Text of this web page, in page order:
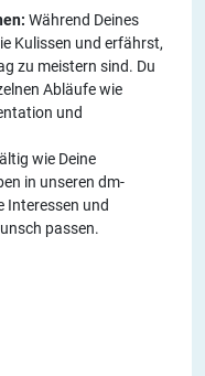
Während Deines
Kulissen und erfährst,
zu meistern sind. Du
Abläufe wie
und
wie Deine
in unseren dm-
Interessen und
passen.